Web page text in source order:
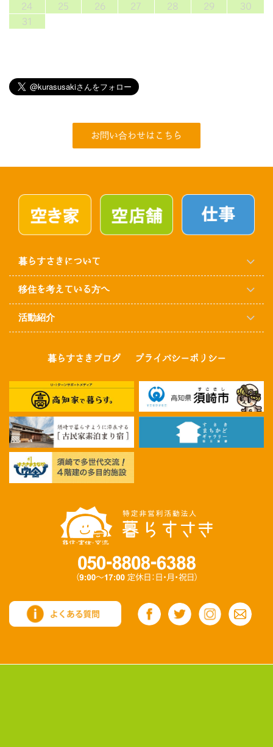
24
25 26 27 28 29
30
31
お問い合わせはこちら
暮らすさきについて
移住を考えている方へ
活動紹介
暮らすさきブログ プライバシーポリシー